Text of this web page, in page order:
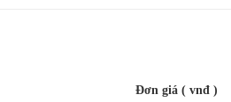
Đơn giá ( vnđ )